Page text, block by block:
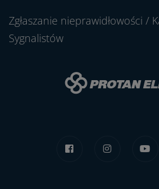
Zgłaszanie nieprawidłowości /
Sygnalistów